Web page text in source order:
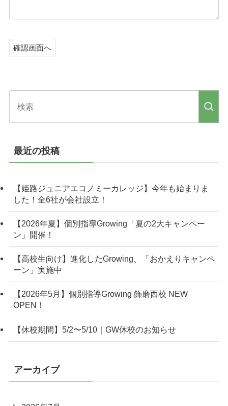
最近の投稿
【姫路ジュニアエコノミーカレッジ】今年も始まりま
した！全6社が会社設立！
【2026年夏】個別指導Growing「夏の2大キャンペー
ン」開催！
【高校生向け】進化したGrowing、「おかえりキャンペ
ーン」実施中
【2026年5月】個別指導Growing 飾磨西校 NEW
OPEN！
【休校期間】5/2〜5/10｜GW休校のお知らせ
アーカイブ